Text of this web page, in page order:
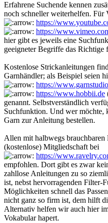
Erfahrene Suchende kennen
noch schneller weiterhelfen. Für
https://
https://
hier gibt es jeweils eine
geeigneter Begriffe das Richtige
Kostenlose Strickanleitungen
Garnhändler; als Beispiel seien
https://
https://www.hobbii.de
genannt. Selbstverständlich
Suchfunktion. Und wer möchte,
Garn zur Anleitung bestellen.
Allen mit halbwegs brauchbaren
(kostenlose) Mitgliedschaft bei
https://
empfohlen. Dort gibt es zwar
zahllose Anleitungen zu so
ist, nebst hervorragenden
Möglichkeiten schnell das
nicht ganz so firm ist, dem hilft
Alternativ helfen wir auch hier
Vokabular hapert.